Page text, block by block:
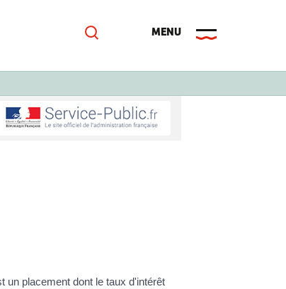
un placement dont le taux d'intérêt